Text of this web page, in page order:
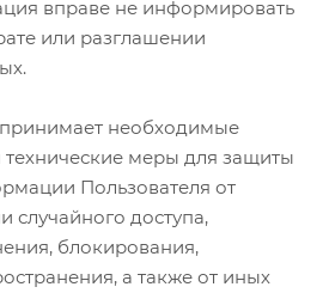
вправе не информировать
или разглашении
необходимые
меры для защиты
Пользователя от
случайного доступа,
блокирования,
а также от иных